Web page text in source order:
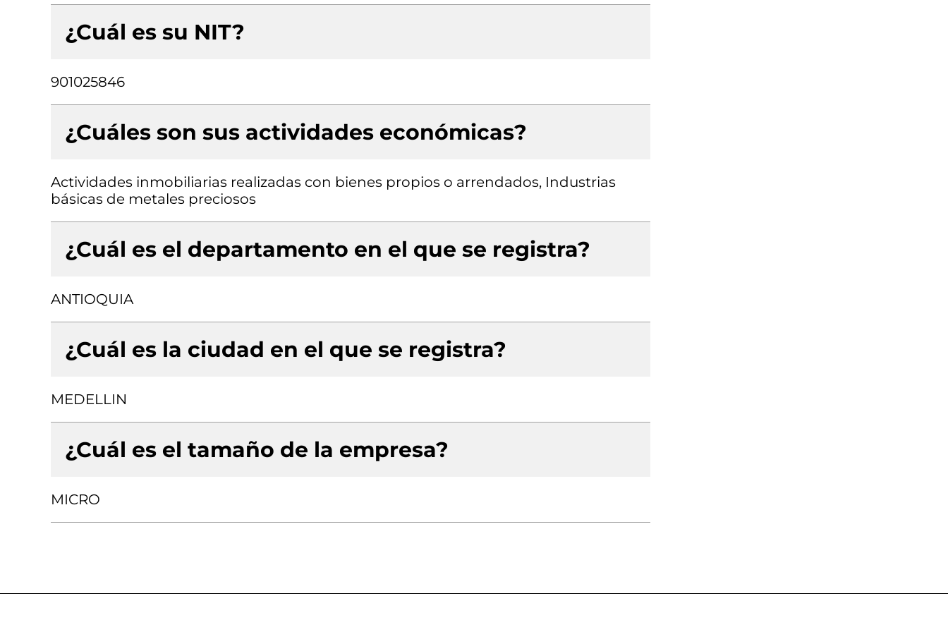
¿Cuál es su NIT?
901025846
¿Cuáles son sus actividades económicas?
Actividades inmobiliarias realizadas con bienes propios o arrendados, Industrias
básicas de metales preciosos
¿Cuál es el departamento en el que se registra?
ANTIOQUIA
¿Cuál es la ciudad en el que se registra?
MEDELLIN
¿Cuál es el tamaño de la empresa?
MICRO